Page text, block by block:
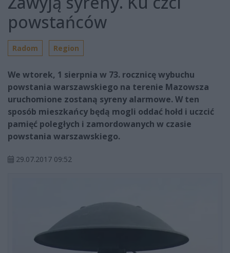
powstańców
Radom Region
We wtorek, 1 sierpnia w 73. rocznicę wybuchu
powstania warszawskiego na terenie Mazowsza
uruchomione zostaną syreny alarmowe. W ten
sposób mieszkańcy będą mogli oddać hołd i uczcić
pamięć poległych i zamordowanych w czasie
powstania warszawskiego.
29.07.2017 09:52